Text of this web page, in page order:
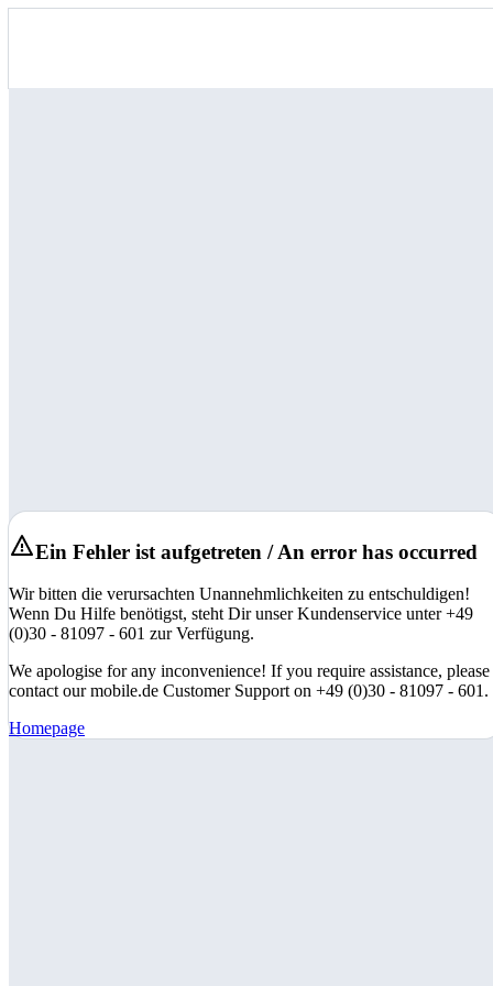
Ein Fehler ist aufgetreten / An error has occurred
Wir bitten die verursachten Unannehmlichkeiten zu entschuldigen!
Wenn Du Hilfe benötigst, steht Dir unser Kundenservice unter +49
(0)30 - 81097 - 601 zur Verfügung.
We apologise for any inconvenience! If you require assistance, please
contact our mobile.de Customer Support on +49 (0)30 - 81097 - 601.
Homepage